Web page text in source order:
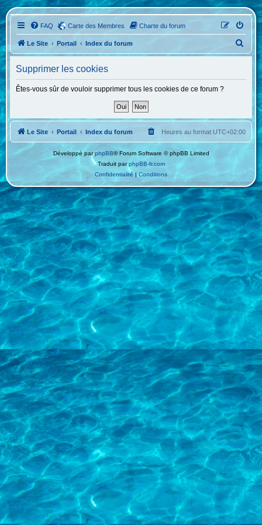
FAQ Carte des Membres Charte du forum
Le Site Portail Index du forum
e
h
Supprimer les cookies
Êtes-vous sûr de vouloir supprimer tous les cookies de ce forum ?
Le Site Portail Index du forum Heures au format UTC+02:00
Développé parphpBB® Forum Software © phpBB Limited
Traduit parphpBB-fr.com
Confidentialité |Conditions